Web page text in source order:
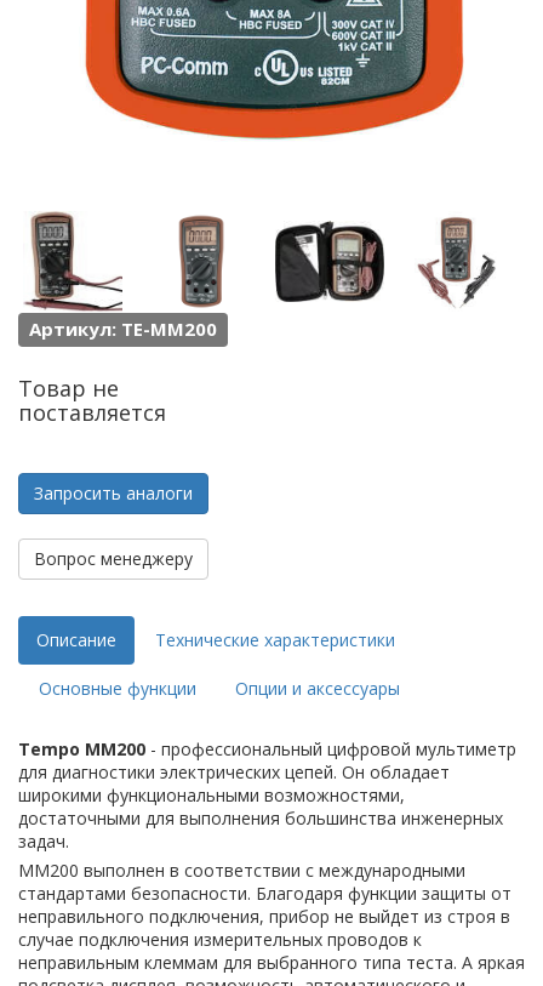
Артикул: TE-MM200
Товар не
поставляется
Запросить аналоги
Вопрос менеджеру
Описание Технические характеристики
Основные функции Опции и аксессуары
Tempo MM200 - профессиональный цифровой мультиметр
для диагностики электрических цепей. Он обладает
широкими функциональными возможностями,
достаточными для выполнения большинства инженерных
задач.
MM200 выполнен в соответствии с международными
стандартами безопасности. Благодаря функции защиты от
неправильного подключения, прибор не выйдет из строя в
случае подключения измерительных проводов к
неправильным клеммам для выбранного типа теста. А яркая